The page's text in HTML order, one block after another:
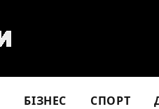
БІЗНЕС СПОРТ